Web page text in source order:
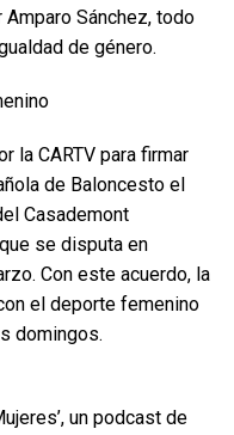
Sánchez, todo
de género.
la CARTV para firmar
de Baloncesto el
Casademont
se disputa en
Con este acuerdo, la
el deporte femenino
domingos.
un podcast de